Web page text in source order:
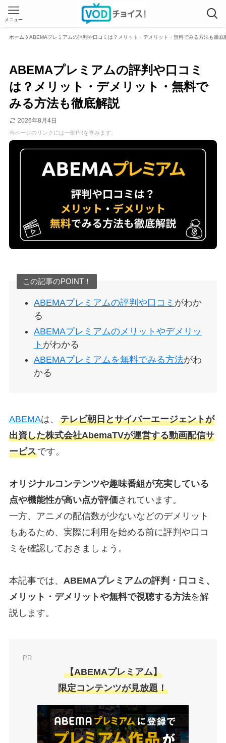
メニュー
ホーム ABEMAプレミアムの評判や口コミは？メリット・デメリット・無料でみる方法も徹底
ABEMAプレミアムの評判や口コミ
は？メリット・デメリット・無料で
みる方法も徹底解説
2026年8月4日
当ページのリンクには一部PRを含みます。
この記事のPOINT！
ABEMAプレミアムの評判や口コミ がわか
る
ABEMAプレミアムのメリットやデメリッ
ト がわかる
ABEMAプレミアムを無料でみる方法がわ
かる
ABEMAは、 テレビ朝日とサイバーエージェントが
出資した株式会社AbemaTVが運営する動画配信サ
ービスです。
オリジナルコンテンツや趣味番組が充実している
点や機能性が高い点が評価されています。
一方、アニメの配信数が少ないなどのデメリット
もあるため、実際に利用を始める前に評判や口コ
ミを確認しておきましょう。
本記事では、 ABEMAプレミアムの評判・口コミ、
メリット・デメリットや無料で視聴する方法を解
説します。
PR
【ABEMAプレミアム】
限定コンテンツが見放題！